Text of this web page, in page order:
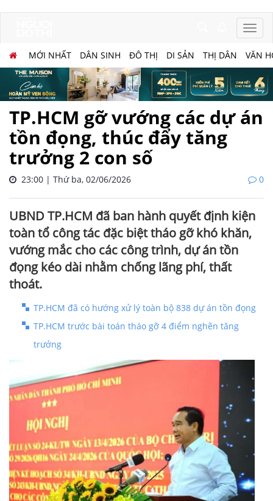
MỚI NHẤT DÂN SINH ĐÔ THỊ DI SẢN THỊ DÂN VĂN
TP.HCM gỡ vướng các dự án
tồn đọng, thúc đẩy tăng
trưởng 2 con số
23:00 | Thứ ba, 02/06/2026 0
UBND TP.HCM đã ban hành quyết định kiện
toàn tổ công tác đặc biệt tháo gỡ khó khăn,
vướng mắc cho các công trình, dự án tồn
đọng kéo dài nhằm chống lãng phí, thất
thoát.
TP.HCM đã có hướng xử lý toàn bộ 838 dự án tồn đọng
TP.HCM trước bài toán tháo gỡ 4 điểm nghẽn tăng
trưởng